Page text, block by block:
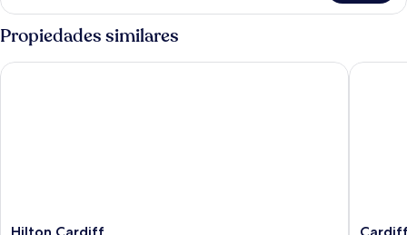
y
sofá
cama
estándar,
1
cama
Queen
size
Propiedades similares
Hilton
Hilton Cardiff
Hilton Cardiff
Cardiff
Cardiff